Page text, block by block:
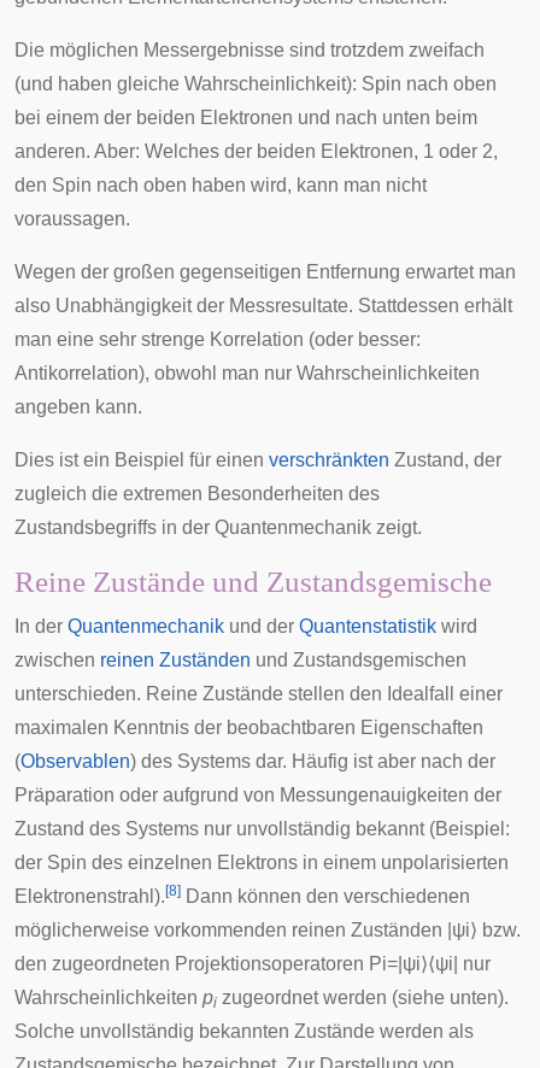
Die möglichen Messergebnisse sind trotzdem zweifach
(und haben gleiche Wahrscheinlichkeit): Spin nach oben
bei einem der beiden Elektronen und nach unten beim
anderen. Aber: Welches der beiden Elektronen, 1 oder 2,
den Spin nach oben haben wird, kann man nicht
voraussagen.
Wegen der großen gegenseitigen Entfernung erwartet man
also Unabhängigkeit der Messresultate. Stattdessen erhält
man eine sehr strenge Korrelation (oder besser:
Antikorrelation), obwohl man nur Wahrscheinlichkeiten
angeben kann.
Dies ist ein Beispiel für einen verschränkten Zustand, der
zugleich die extremen Besonderheiten des
Zustandsbegriffs in der Quantenmechanik zeigt.
Reine Zustände und Zustandsgemische
In der Quantenmechanik und der Quantenstatistik wird
zwischen reinen Zuständen und Zustandsgemischen
unterschieden. Reine Zustände stellen den Idealfall einer
maximalen Kenntnis der beobachtbaren Eigenschaften
(Observablen) des Systems dar. Häufig ist aber nach der
Präparation oder aufgrund von Messungenauigkeiten der
Zustand des Systems nur unvollständig bekannt (Beispiel:
der Spin des einzelnen Elektrons in einem unpolarisierten
Elektronenstrahl). [8] Dann können den verschiedenen
möglicherweise vorkommenden reinen Zuständen ψi⟩ bzw.
den zugeordneten Projektionsoperatoren Pi= ψi⟩⟨ψi nur
Wahrscheinlichkeiten pi zugeordnet werden (siehe unten).
Solche unvollständig bekannten Zustände werden als